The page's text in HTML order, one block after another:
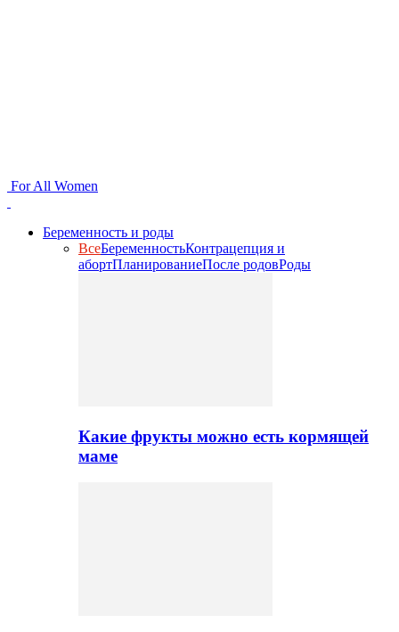
For All Women
Беременность и роды
ВсеБеременностьКонтрацепция и
абортПланированиеПосле родовРоды
Какие фрукты можно есть кормящей
маме